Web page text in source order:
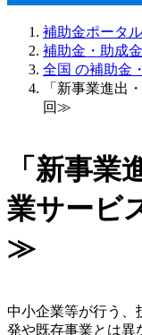
補助金ポータ
補助金・助成
全国 の補助金
「新事業進出
回≫
「新事
業サービ
≫
中小企業等が行う、
発や既存事業とは異